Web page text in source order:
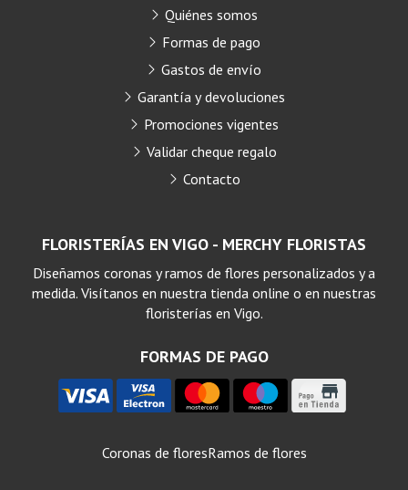
FLORISTERÍAS EN VIGO - MERCHY FLORISTAS
Diseñamos coronas y ramos de flores personalizados y a
medida. Visítanos en nuestra tienda online o en nuestras
floristerías en Vigo.
FORMAS DE PAGO
Quiénes somos
Formas de pago
Gastos de envío
Garantía y devoluciones
Promociones vigentes
Validar cheque regalo
Contacto
Coronas de floresRamos de flores